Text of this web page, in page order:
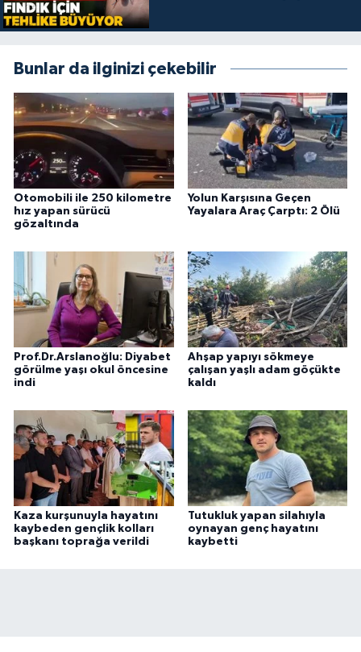
Bunlar da ilginizi çekebilir
Otomobili ile 250 kilometre
hız yapan sürücü
gözaltında
Yolun Karşısına Geçen
Yayalara Araç Çarptı: 2 Ölü
Prof.Dr.Arslanoğlu: Diyabet
görülme yaşı okul öncesine
indi
Ahşap yapıyı sökmeye
çalışan yaşlı adam göçükte
kaldı
Kaza kurşunuyla hayatını
kaybeden gençlik kolları
başkanı toprağa verildi
Tutukluk yapan silahıyla
oynayan genç hayatını
kaybetti